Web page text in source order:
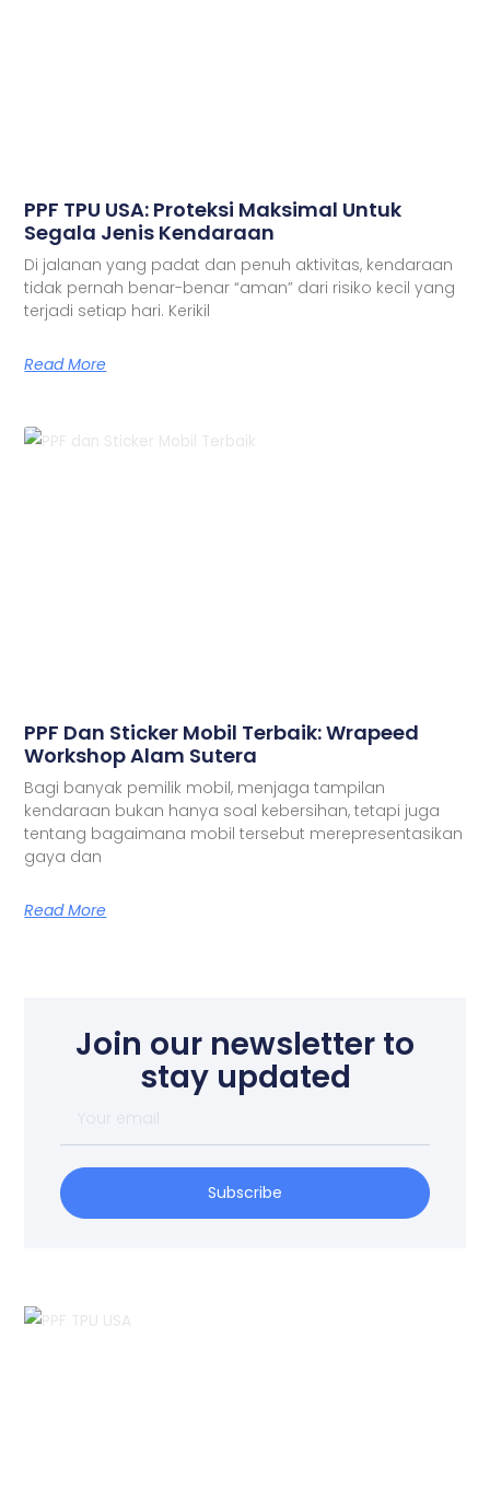
PPF TPU USA: Proteksi Maksimal Untuk
Segala Jenis Kendaraan
Di jalanan yang padat dan penuh aktivitas, kendaraan
tidak pernah benar-benar “aman” dari risiko kecil yang
terjadi setiap hari. Kerikil
Read More
PPF Dan Sticker Mobil Terbaik: Wrapeed
Workshop Alam Sutera
Bagi banyak pemilik mobil, menjaga tampilan
kendaraan bukan hanya soal kebersihan, tetapi juga
tentang bagaimana mobil tersebut merepresentasikan
gaya dan
Read More
Join our newsletter to
stay updated
email
Subscribe